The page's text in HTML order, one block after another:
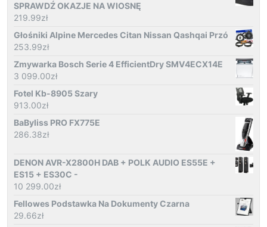
SPRAWDŹ OKAZJE NA WIOSNĘ
219.99zł
Głośniki Alpine Mercedes Citan Nissan Qashqai Przó
253.99zł
Zmywarka Bosch Serie 4 EfficientDry SMV4ECX14E
3 099.00zł
Fotel Kb-8905 Szary
913.00zł
BaByliss PRO FX775E
286.38zł
DENON AVR-X2800H DAB + POLK AUDIO ES55E +
ES15 + ES30C -
10 299.00zł
Fellowes Podstawka Na Dokumenty Czarna
29.66zł